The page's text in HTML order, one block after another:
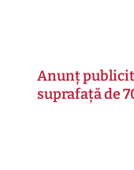
Anunț
suprafață de